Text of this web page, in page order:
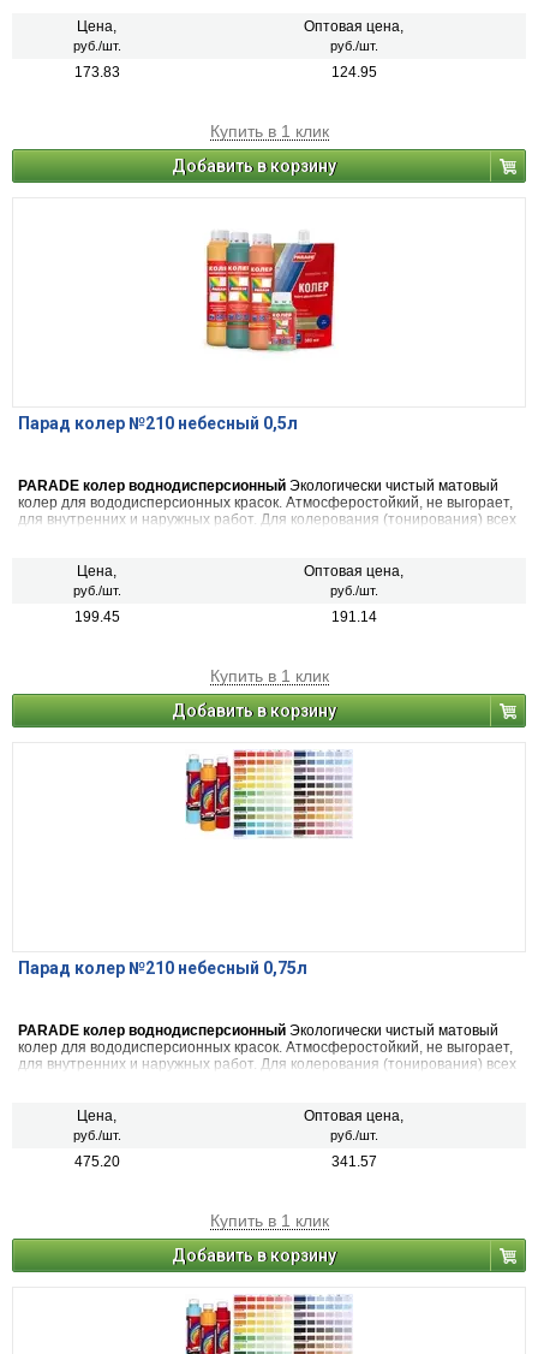
декоративных и дизайнерских работ. 22 цвета
Цена,
руб./шт.
Оптовая цена,
руб./шт.
173.83 124.95
Купить в 1 клик
Добавить в корзину
Парад колер №210 небесный 0,5л
PARADE колер воднодисперсионный Экологически чистый матовый
колер для вододисперсионных красок. Атмосферостойкий, не выгорает,
для внутренних и наружных работ. Для колерования (тонирования) всех
декоративных и дизайнерских работ. 22 цвета
Цена,
руб./шт.
Оптовая цена,
руб./шт.
199.45 191.14
Купить в 1 клик
Добавить в корзину
Парад колер №210 небесный 0,75л
PARADE колер воднодисперсионный Экологически чистый матовый
колер для вододисперсионных красок. Атмосферостойкий, не выгорает,
для внутренних и наружных работ. Для колерования (тонирования) всех
декоративных и дизайнерских работ. 22 цвета
Цена,
руб./шт.
Оптовая цена,
руб./шт.
475.20 341.57
Купить в 1 клик
Добавить в корзину